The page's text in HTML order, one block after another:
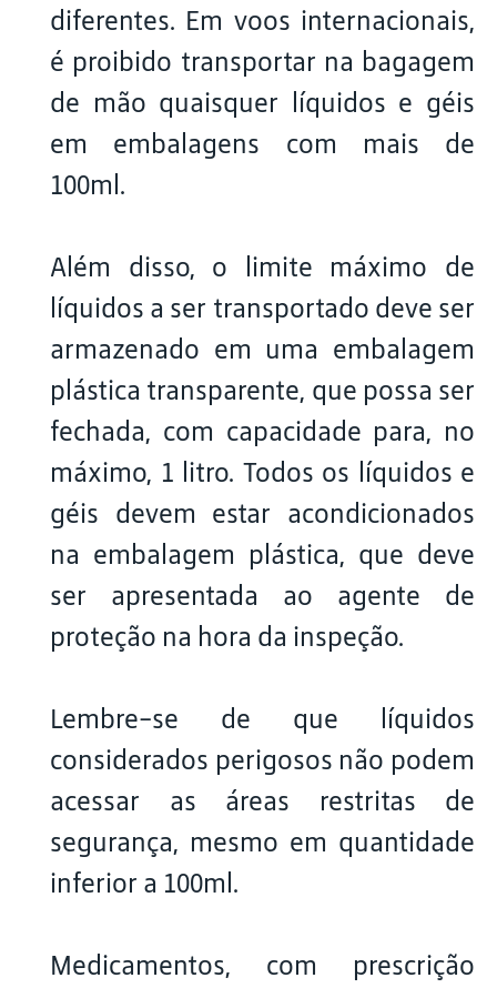
diferentes. Em voos internacionais,
é proibido transportar na bagagem
de mão quaisquer líquidos e géis
em embalagens com mais de
100ml.
Além disso, o limite máximo de
líquidos a ser transportado deve ser
armazenado em uma embalagem
plástica transparente, que possa ser
fechada, com capacidade para, no
máximo, 1 litro. Todos os líquidos e
géis devem estar acondicionados
na embalagem plástica, que deve
ser apresentada ao agente de
proteção na hora da inspeção.
Lembre-se de que líquidos
considerados perigosos não podem
acessar as áreas restritas de
segurança, mesmo em quantidade
inferior a 100ml.
Medicamentos, com prescrição